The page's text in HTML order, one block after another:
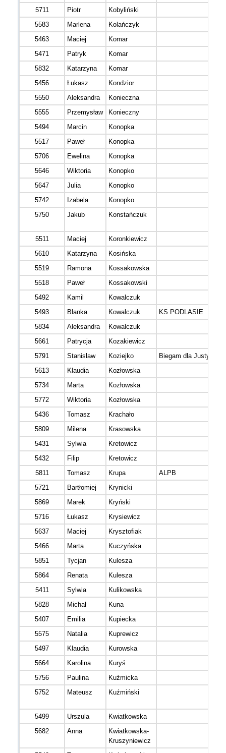
5711
Piotr
Kobyliński
5583
Marlena
Kolańczyk
5463
Maciej
Komar
5471
Patryk
Komar
5832
Katarzyna
Komar
5456
Łukasz
Kondzior
5550
Aleksandra
Konieczna
5555
Przemysław
Konieczny
5494
Marcin
Konopka
5517
Paweł Konopka
5706
Ewelina Konopka
5646
Wiktoria
Konopko
5647
Julia
Konopko
5742
Izabela
Konopko
5750
Jakub Konstańczuk
5511
Maciej
Koronkiewicz
5610
Katarzyna
Kosińska
5519
Ramona Kossakowska
5518
Paweł Kossakowski
5492
Kamil
Kowalczuk
5493
Blanka Kowalczuk
KS PODLASIE
5834
Aleksandra
Kowalczuk
5661
Patrycja
Kozakiewicz
5791
Stanisław Koziejko
Biegam dla Justysi
5613
Klaudia
Kozłowska
5734
Marta
Kozłowska
5772
Wiktoria
Kozłowska
5436
Tomasz
Krachało
5809
Milena
Krasowska
5431
Sylwia
Kretowicz
5432
Filip
Kretowicz
5811
Tomasz Krupa
ALPB
5721
Bartłomiej
Krynicki
5869
Marek Kryński
5716
Łukasz
Krysiewicz
5637
Maciej
Krysztofiak
5466
Marta
Kuczyńska
5851
Tycjan
Kulesza
5864
Renata
Kulesza
5411
Sylwia
Kulikowska
5828
Michał
Kuna
5407
Emilia
Kupiecka
5575
Natalia
Kuprewicz
5497
Klaudia
Kurowska
5664
Karolina
Kuryś
5756
Paulina
Kuźmicka
5752
Mateusz Kuźmiński
5499
Urszula
Kwiatkowska
5682
Anna
Kwiatkowska-
Kruszyniewicz